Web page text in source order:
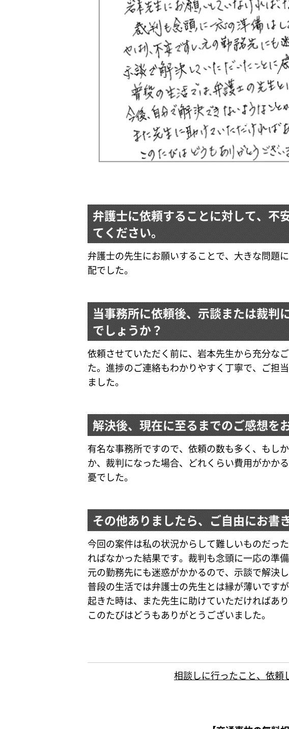
弁護士に依頼することに対して、不
てください。
弁護士の先生にお願いすることで、大きな問題
配でした。
当事務所に依頼後、示談または裁判
でしょうか？
依頼させていただく前に、岩本先生から充分な
た。進捗のご連絡もわかりやすく丁寧で、ご担
ました。
解決後、現在に至るまでのご感想を
有名な事務所ですので、依頼の数も多く、もし
か、裁判になった場合、どれくらい費用がかか
憂でした。
その他ありましたら、ご自由にお書
今回の案件は私の状況からして難しいものだっ
ればなかった結果です。裁判も念頭に一応の準
元の勤務先にも迷惑がかかるので、示談で解決
普段の生活では弁護士の先生とは縁が薄いです
起きた時は、また先生に助けていただければあり
このたびはどうもありがとうございました。
相談しに行ったこと、依頼